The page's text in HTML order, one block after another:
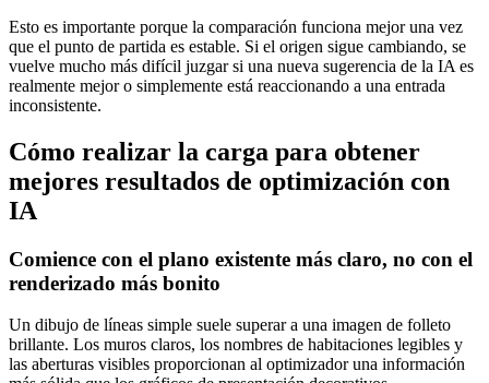
Esto es importante porque la comparación funciona mejor una vez
que el punto de partida es estable. Si el origen sigue cambiando, se
vuelve mucho más difícil juzgar si una nueva sugerencia de la IA es
realmente mejor o simplemente está reaccionando a una entrada
inconsistente.
Cómo realizar la carga para obtener
mejores resultados de optimización con
IA
Comience con el plano existente más claro, no con el
renderizado más bonito
Un dibujo de líneas simple suele superar a una imagen de folleto
brillante. Los muros claros, los nombres de habitaciones legibles y
las aberturas visibles proporcionan al optimizador una información